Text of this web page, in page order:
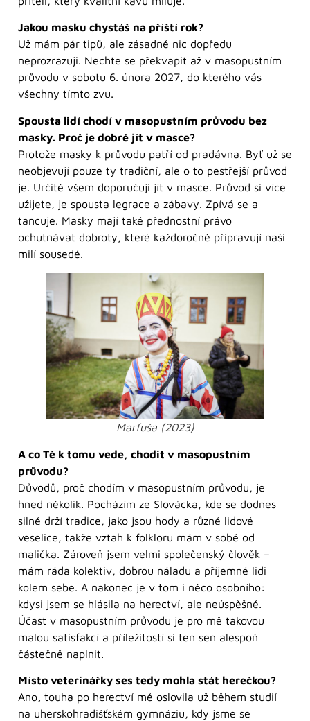
Jakou masku chystáš na příští rok?
Už mám pár tipů, ale zásadně nic dopředu
neprozrazuji. Nechte se překvapit až v masopustním
průvodu v sobotu 6. února 2027, do kterého vás
všechny tímto zvu.
Spousta lidí chodí v masopustním průvodu bez
masky. Proč je dobré jít v masce?
Protože masky k průvodu patří od pradávna. Byť už se
neobjevují pouze ty tradiční, ale o to pestřejší průvod
je. Určitě všem doporučuji jít v masce. Průvod si více
užijete, je spousta legrace a zábavy. Zpívá se a
tancuje. Masky mají také přednostní právo
ochutnávat dobroty, které každoročně připravují naši
milí sousedé.
Marfuša (2023)
A co Tě k tomu vede, chodit v masopustním
průvodu?
Důvodů, proč chodím v masopustním průvodu, je
hned několik. Pocházím ze Slovácka, kde se dodnes
silně drží tradice, jako jsou hody a různé lidové
veselice, takže vztah k folkloru mám v sobě od
malička. Zároveň jsem velmi společenský člověk –
mám ráda kolektiv, dobrou náladu a příjemné lidi
kolem sebe. A nakonec je v tom i něco osobního:
kdysi jsem se hlásila na herectví, ale neúspěšně.
Účast v masopustním průvodu je pro mě takovou
malou satisfakcí a příležitostí si ten sen alespoň
částečně naplnit.
Místo veterinářky ses tedy mohla stát herečkou?
Ano, touha po herectví mě oslovila už během studií
na uherskohradišťském gymnáziu, kdy jsme se